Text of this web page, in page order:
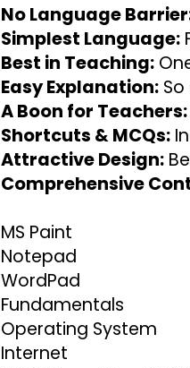
No Language
Simplest Language:
Best in Teaching:
Easy Explanation:
A Boon for Teachers:
Shortcuts & MCQs:
Attractive Design:
Comprehensive
MS Paint
Notepad
WordPad
Fundamentals
Operating System
Internet